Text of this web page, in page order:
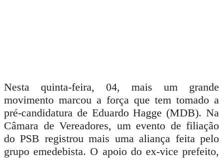
Nesta quinta-feira, 04, mais um grande
movimento marcou a força que tem tomado a
pré-candidatura de Eduardo Hagge (MDB). Na
Câmara de Vereadores, um evento de filiação
do PSB registrou mais uma aliança feita pelo
grupo emedebista. O apoio do ex-vice prefeito,